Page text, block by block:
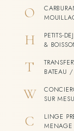
O
H
PETITS-
&
T
BATEAU
W
SUR
C
LINGE